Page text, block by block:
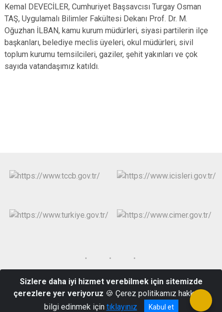
Kemal DEVECİLER, Cumhuriyet Başsavcısı Turgay Osman
TAŞ, Uygulamalı Bilimler Fakültesi Dekanı Prof. Dr. M.
Oğuzhan İLBAN, kamu kurum müdürleri, siyasi partilerin ilçe
başkanları, belediye meclis üyeleri, okul müdürleri, sivil
toplum kurumu temsilcileri, gaziler, şehit yakınları ve çok
sayıda vatandaşımız katıldı.
Mahkeme Mah. Hürriyet Cad. No:45 Burhaniye/BALIKESİR
0266 422 10 21
Sizlere daha iyi hizmet verebilmek için sitemizde
çerezlere yer veriyoruz 🍪 Çerez politikamız hakkında
bilgi edinmek için tıklayınız Kabul et